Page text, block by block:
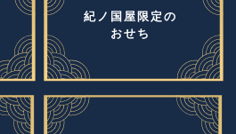
紀ノ国屋限定の
おせち